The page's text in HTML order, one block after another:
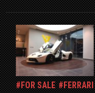
FOR SALE FERRARI